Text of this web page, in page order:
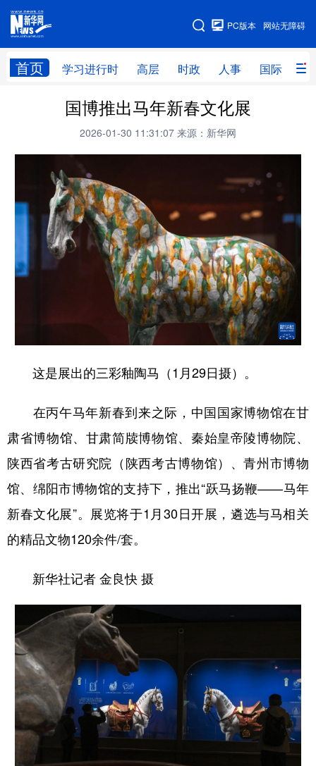
网站无障碍
PC版本
首页 学习进行时 高层 时政 人事 国际 财
网站地图
学习进行时 高层 时政
财经 网评
科技 科创 体育
文化 书画 健康
访谈 视频 图片 政务
中央文件 金融 汽车
人居 信息化 数字经济
学术中国 乡村振兴 银龄 溯源中国
城市 旅游 能源
公益 一带一路 亚太网 上市公司
文化产业
地方频道
北京 天津
辽宁 吉林
浙江 安徽 福建 江西
河南
广东 广西 海南 重庆
四川 贵州 云南 西藏
陕西 甘肃 青海 宁夏
内蒙古
国博推出马年新春文化展
2026-01-30 11:31:07 来源：新华网
这是展出的三彩釉陶马（1月29日摄）。
在丙午马年新春到来之际，中国国家博物馆在甘
肃省博物馆、甘肃简牍博物馆、秦始皇帝陵博物院、
陕西省考古研究院（陕西考古博物馆）、青州市博物
馆、绵阳市博物馆的支持下，推出“跃马扬鞭——马年
新春文化展”。展览将于1月30日开展，遴选与马相关
的精品文物120余件/套。
新华社记者 金良快 摄